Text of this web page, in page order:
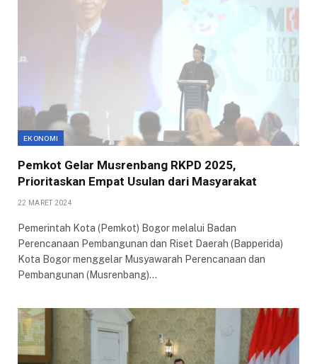
EKONOMI
Pemkot Gelar Musrenbang RKPD 2025,
Prioritaskan Empat Usulan dari Masyarakat
22 MARET 2024
Pemerintah Kota (Pemkot) Bogor melalui Badan
Perencanaan Pembangunan dan Riset Daerah (Bapperida)
Kota Bogor menggelar Musyawarah Perencanaan dan
Pembangunan (Musrenbang)…